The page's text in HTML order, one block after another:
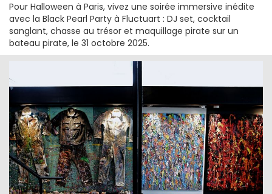
Pour Halloween à Paris, vivez une soirée immersive inédite
avec la Black Pearl Party à Fluctuart : DJ set, cocktail
sanglant, chasse au trésor et maquillage pirate sur un
bateau pirate, le 31 octobre 2025.